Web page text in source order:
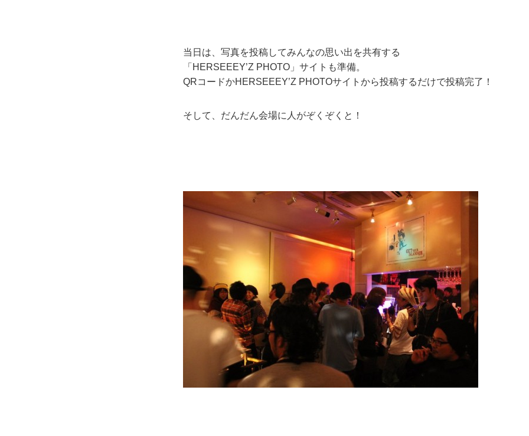
当日は、写真を投稿してみんなの思い出を共有する
「HERSEEEY’Z PHOTO」サイトも準備。
QRコードかHERSEEEY’Z PHOTOサイトから投稿するだけで投稿完了！
そして、だんだん会場に人がぞくぞくと！